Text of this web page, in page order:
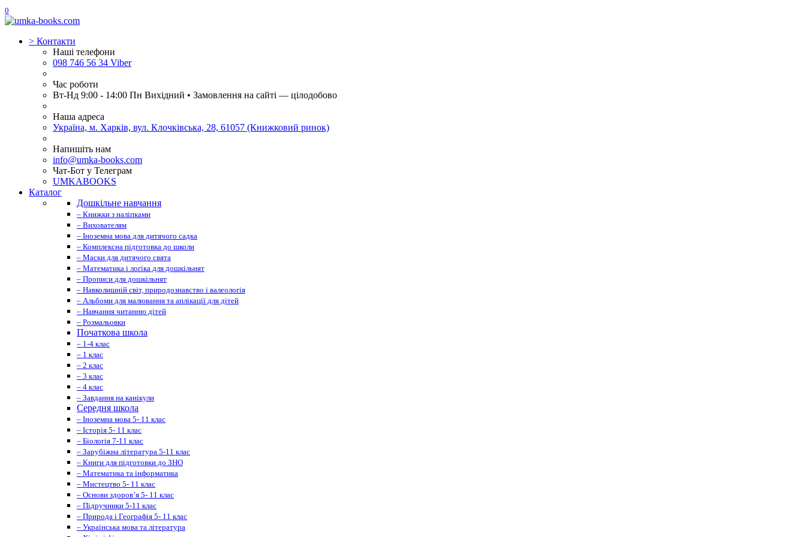
0
> Контакти
Наші телефони
098 746 56 34 Viber
Час роботи
Вт-Нд 9:00 - 14:00 Пн Вихідний • Замовлення на сайті — цілодобово
Наша адреса
Україна, м. Харків, вул. Клочківська, 28, 61057 (Книжковий ринок)
Напишіть нам
info@umka-books.com
Чат-Бот у Телеграм
UMKABOOKS
Каталог
Дошкільне навчання
– Книжки з наліпками
– Вихователям
– Іноземна мова для дитячого садка
– Комплексна підготовка до школи
– Маски для дитячого свята
– Математика і логіка для дошкільнят
– Прописи для дошкільнят
– Навколишній світ, природознавство і валеологія
– Альбоми для малювання та аплікації для дітей
– Навчання читанню дітей
– Розмальовки
Початкова школа
– 1-4 клас
– 1 клас
– 2 клас
– 3 клас
– 4 клас
– Завдання на канікули
Середня школа
– Іноземна мова 5- 11 клас
– Історія 5- 11 клас
– Біологія 7-11 клас
– Зарубіжна література 5-11 клас
– Книги для підготовки до ЗНО
– Математика та інформатика
– Мистецтво 5- 11 клас
– Основи здоров’я 5- 11 клас
– Підручники 5-11 клас
– Природа і Географія 5- 11 клас
– Українська мова та література